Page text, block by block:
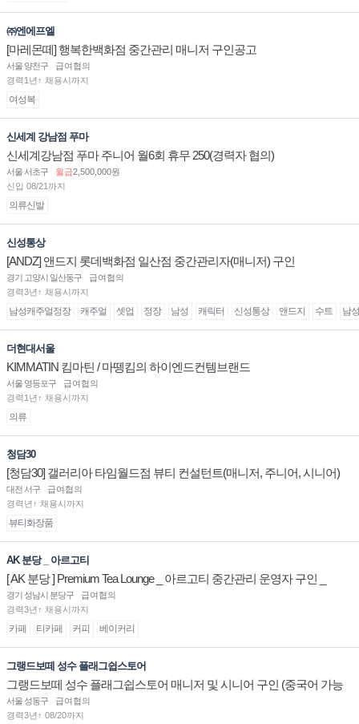
㈜엔에프엘
[마레몬떼] 행복한백화점 중간관리 매니저 구인공고
서울 양천구
급여협의
경력1년↑ 채용시까지
여성복
신세계 강남점 푸마
신세계강남점 푸마 주니어 월6회 휴무 250(경력자 협의)
서울 서초구 월급2,500,000원
신입 08/21까지
의류신발
신성통상
[ANDZ] 앤드지 롯데백화점 일산점 중간관리자(매니저) 구인
경기 고양시 일산동구
급여협의
경력3년↑ 채용시까지
남성캐주얼정장 캐주얼 셋업 정장 남성 캐릭터 신성통상 앤드지 수트 남
더현대서울
KIMMATIN 킴마틴 / 마뗑킴의 하이엔드컨템브랜드
서울 영등포구
급여협의
경력1년↑ 채용시까지
의류
청담30
[청담30] 갤러리아 타임월드점 뷰티 컨설턴트(매니저, 주니어, 시니어)
채용
대전 서구
급여협의
경력년↑ 채용시까지
뷰티화장품
AK 분당 _ 아르고티
[ AK 분당 ] Premium Tea Lounge _ 아르고티 중간관리 운영자 구인 _
경기 성남시 분당구
급여협의
경력3년↑ 채용시까지
카페 티카페 커피 베이커리
그랭드보떼 성수 플래그쉽스토어
그랭드보떼 성수 플래그쉽스토어 매니저 및 시니어 구인 (중국어 가능
자)
서울 성동구
급여협의
경력3년↑ 08/20까지